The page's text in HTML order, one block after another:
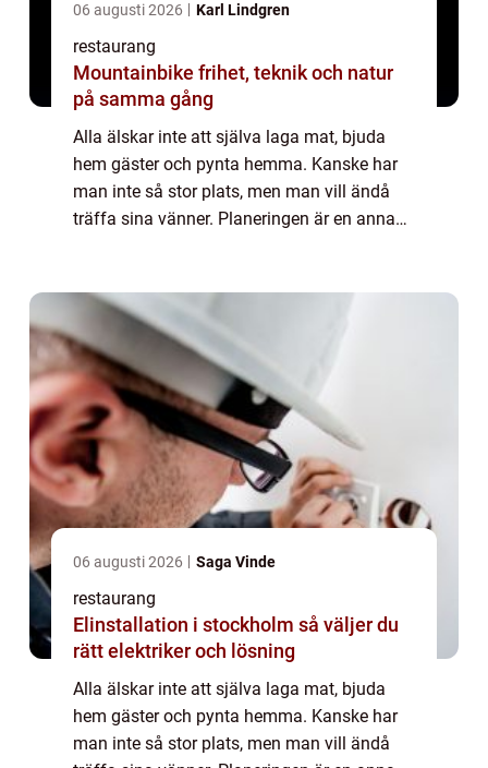
06 augusti 2026 Karl Lindgren
restaurang
Mountainbike frihet, teknik och natur
på samma gång
Alla älskar inte att själva laga mat, bjuda
hem gäster och pynta hemma. Kanske har
man inte så stor plats, men man vill ändå
träffa sina vänner. Planeringen är en annan
06 augusti 2026 Saga Vinde
restaurang
Elinstallation i stockholm så väljer du
rätt elektriker och lösning
Alla älskar inte att själva laga mat, bjuda
hem gäster och pynta hemma. Kanske har
man inte så stor plats, men man vill ändå